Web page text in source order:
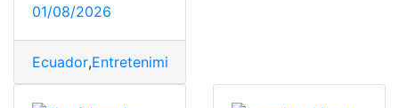
01/08/2026
Ecuador,Entretenimiento